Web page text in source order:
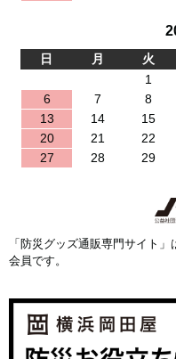
日 月 火
1
6
7 8
13
14 15
20
21 22
27
28 29
「防災グッズ通販専門サイト」
会員です。